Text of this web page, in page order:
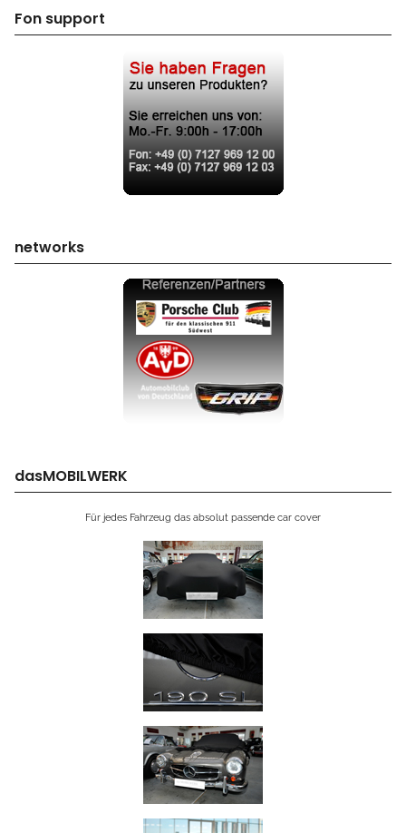
Fon support
networks
dasMOBILWERK
Für jedes Fahrzeug das absolut passende car cover